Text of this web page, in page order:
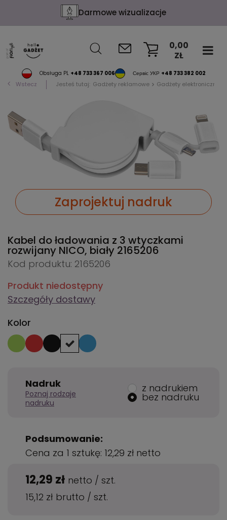
Darmowe wizualizacje
Obsługa PL +48 733 367 006 Сервіс УКР +48 733 382 002
0,00
ZŁ
Wstecz Jesteś tutaj: Gadżety reklamowe Gadżety elektroniczne
Zaprojektuj nadruk
Kabel do ładowania z 3 wtyczkami
rozwijany NICO, biały 2165206
Kod produktu: 2165206
Produkt niedostępny
Szczegóły dostawy
Kolor
Nadruk
Poznaj rodzaje
nadruku
z nadrukiem
bez nadruku
Podsumowanie:
Cena za 1 sztukę: 12,29 zł netto
12,29 zł netto / szt.
15,12 zł brutto / szt.